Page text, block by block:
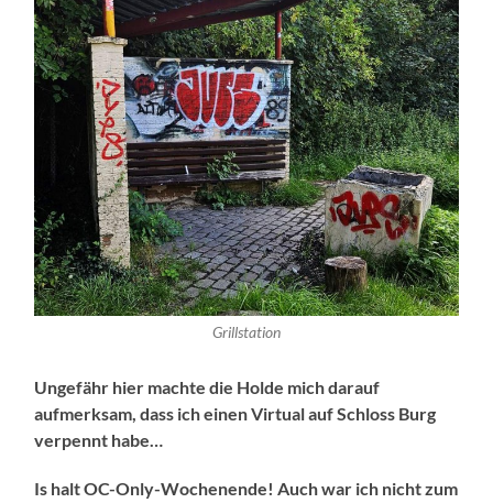
Grillstation
Ungefähr hier machte die Holde mich darauf
aufmerksam, dass ich einen Virtual auf Schloss Burg
verpennt habe…
Is halt OC-Only-Wochenende! Auch war ich nicht zum